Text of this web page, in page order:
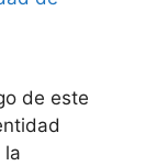
de este
la